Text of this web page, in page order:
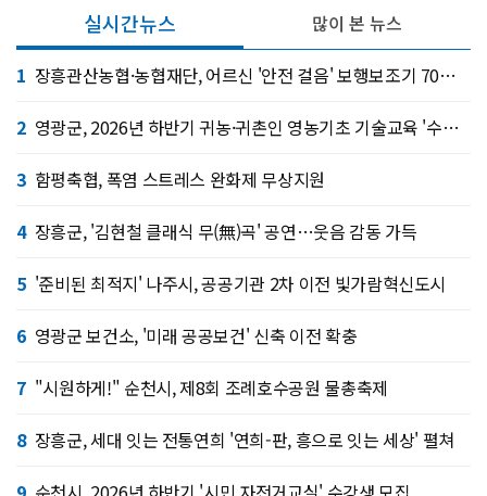
실시간뉴스
1 장흥관산농협·농협재단, 어르신 '안전 걸음' 보행보조기 70대 기탁
2 영광군, 2026년 하반기 귀농·귀촌인 영농기초 기술교육 '수강생 모집'
3 함평축협, 폭염 스트레스 완화제 무상지원
4 장흥군, '김현철 클래식 무(無)곡' 공연…웃음 감동 가득
5 '준비된 최적지' 나주시, 공공기관 2차 이전 빛가람혁신도시
6 영광군 보건소, '미래 공공보건' 신축 이전 확충
7 "시원하게!" 순천시, 제8회 조례호수공원 물총축제
8 장흥군, 세대 잇는 전통연희 '연희-판, 흥으로 잇는 세상' 펼쳐
많이 본 뉴스